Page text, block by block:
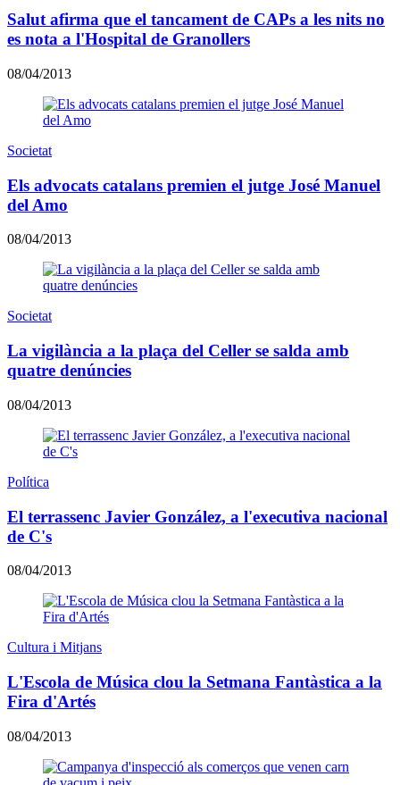
Salut afirma que el tancament de CAPs a les nits no
es nota a l'Hospital de Granollers
08/04/2013
Societat
Els advocats catalans premien el jutge José Manuel
del Amo
08/04/2013
Societat
La vigilància a la plaça del Celler se salda amb
quatre denúncies
08/04/2013
Política
El terrassenc Javier González, a l'executiva nacional
de C's
08/04/2013
Cultura i Mitjans
L'Escola de Música clou la Setmana Fantàstica a la
Fira d'Artés
08/04/2013